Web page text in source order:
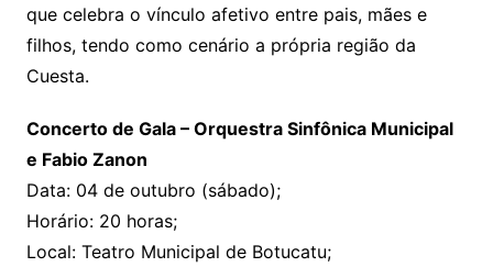
que celebra o vínculo afetivo entre pais, mães e
filhos, tendo como cenário a própria região da
Cuesta.
Concerto de Gala – Orquestra Sinfônica Municipal
e Fabio Zanon
Data: 04 de outubro (sábado);
Horário: 20 horas;
Local: Teatro Municipal de Botucatu;